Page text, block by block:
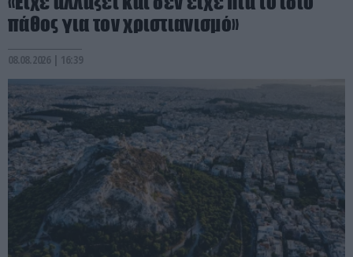
πάθος για τον χριστιανισμό»
08.08.2026 | 16:39